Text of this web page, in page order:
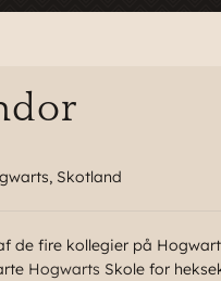
Skotland
de fire kollegier på
Hogwarts Skole for